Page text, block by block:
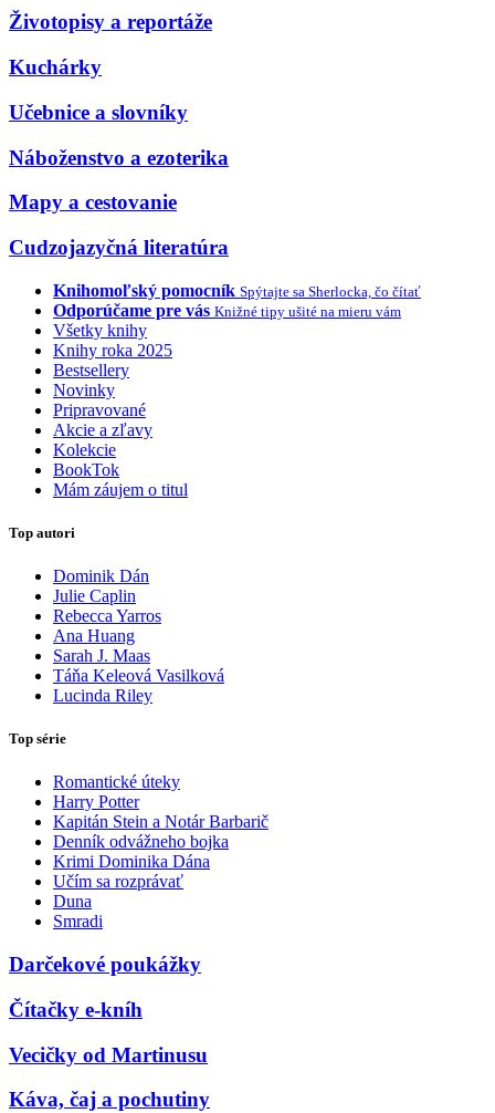
Životopisy a reportáže
Kuchárky
Učebnice a slovníky
Náboženstvo a ezoterika
Mapy a cestovanie
Cudzojazyčná literatúra
Knihomoľský pomocník Spýtajte sa Sherlocka, čo čítať
Odporúčame pre vás Knižné tipy ušité na mieru vám
Všetky knihy
Knihy roka 2025
Bestsellery
Novinky
Pripravované
Akcie a zľavy
Kolekcie
BookTok
Mám záujem o titul
Top autori
Dominik Dán
Julie Caplin
Rebecca Yarros
Ana Huang
Sarah J. Maas
Táňa Keleová Vasilková
Lucinda Riley
Top série
Romantické úteky
Harry Potter
Kapitán Stein a Notár Barbarič
Denník odvážneho bojka
Krimi Dominika Dána
Učím sa rozprávať
Duna
Smradi
Darčekové poukážky
Čítačky e-kníh
Vecičky od Martinusu
Káva, čaj a pochutiny